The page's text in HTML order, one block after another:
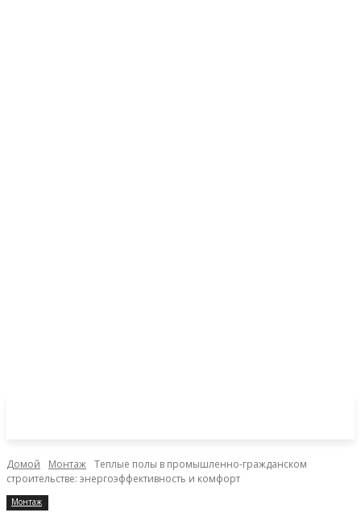
Домой Монтаж Теплые полы в промышленно-гражданском
строительстве: энергоэффективность и комфорт
Монтаж